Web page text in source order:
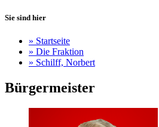
Sie sind hier
» Startseite
» Die Fraktion
» Schilff, Norbert
Bürgermeister